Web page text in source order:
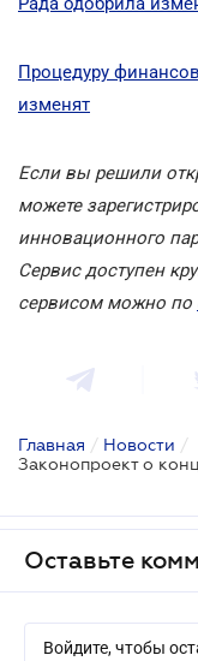
Процедуру
изменят
Если вы решили
можете
инновационного
Сервис доступен
сервисом можно по
Главная / Новости /
Законопроект о
Оставьте
Войдите, чтобы